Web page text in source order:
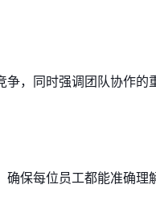
，同时强调团队协作的
保每位员工都能准确理